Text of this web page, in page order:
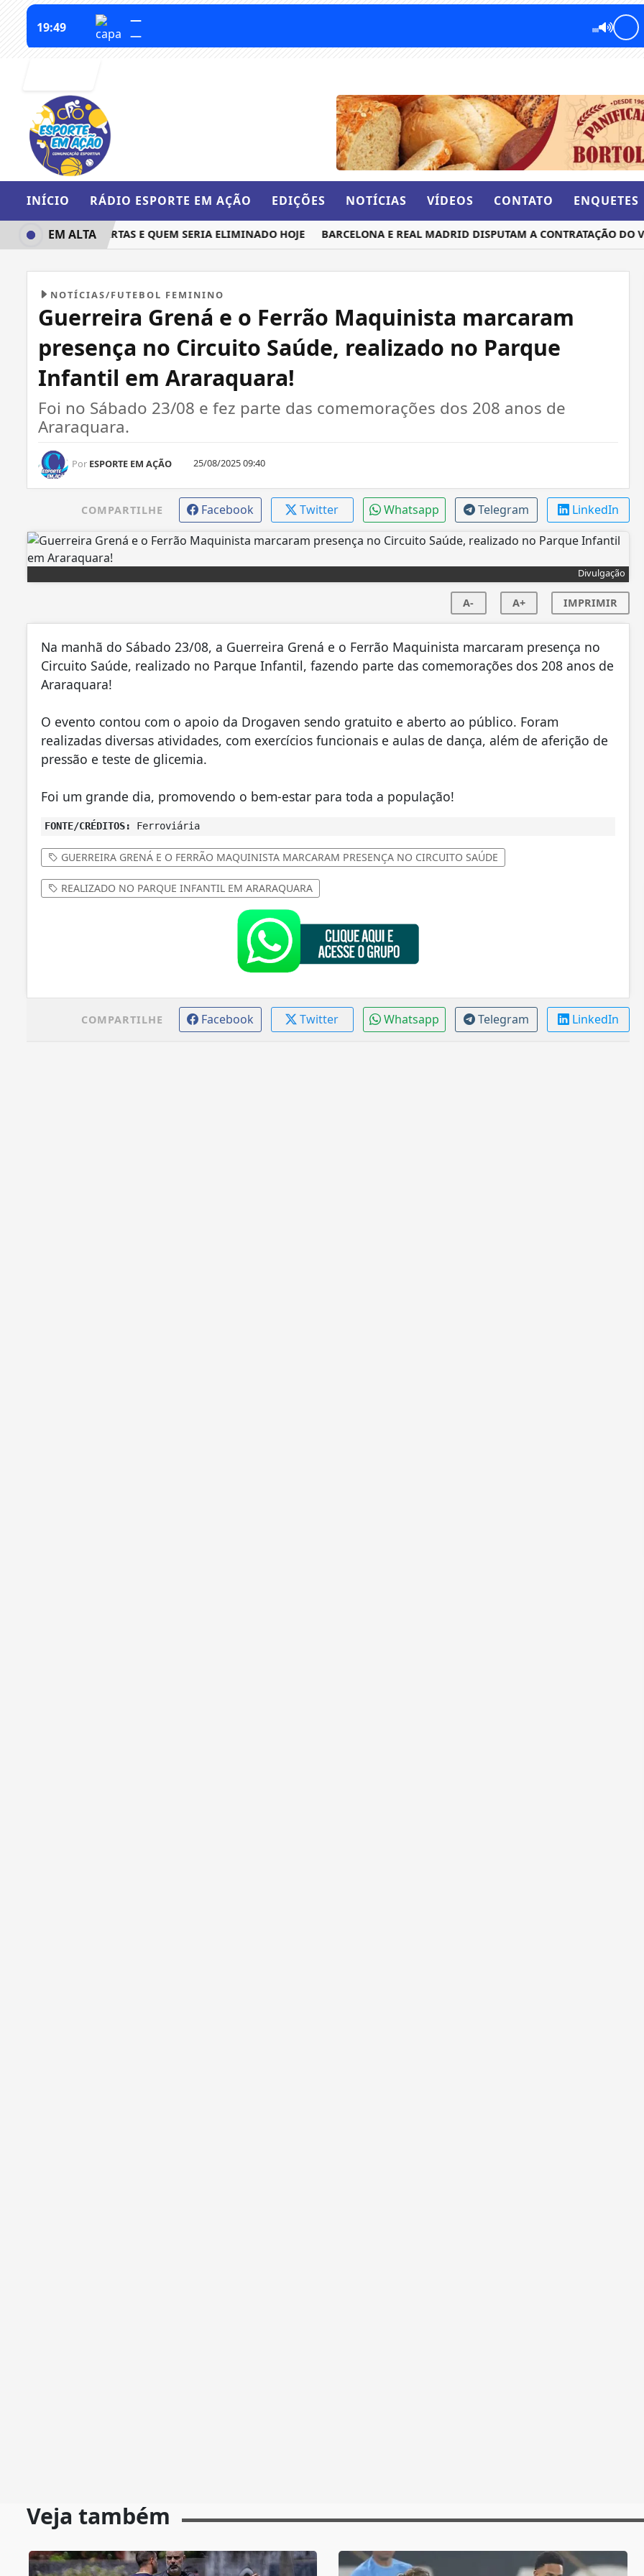
INÍCIO RÁDIO ESPORTE EM AÇÃO EDIÇÕES NOTÍCIAS VÍDEOS CONTATO ENQUETES
IRIA ÀS QUARTAS E QUEM SERIA ELIMINADO HOJE BARCELONA E REAL MADRID DISPUTAM A CONTRATAÇÃO DO
EM ALTA
NOTÍCIAS/FUTEBOL FEMININO
Guerreira Grená e o Ferrão Maquinista marcaram
presença no Circuito Saúde, realizado no Parque
Infantil em Araraquara!
Foi no Sábado 23/08 e fez parte das comemorações dos 208 anos de
Araraquara.
Por ESPORTE EM AÇÃO 25/08/2025 09:40
COMPARTILHE Facebook Twitter Whatsapp Telegram LinkedIn
Divulgação
A- A+ IMPRIMIR
Na manhã do Sábado 23/08, a Guerreira Grená e o Ferrão Maquinista marcaram presença no
Circuito Saúde, realizado no Parque Infantil, fazendo parte das comemorações dos 208 anos de
Araraquara!
O evento contou com o apoio da Drogaven sendo gratuito e aberto ao público. Foram
realizadas diversas atividades, com exercícios funcionais e aulas de dança, além de aferição de
pressão e teste de glicemia.
Foi um grande dia, promovendo o bem-estar para toda a população!
FONTE/CRÉDITOS: Ferroviária
GUERREIRA GRENÁ E O FERRÃO MAQUINISTA MARCARAM PRESENÇA NO CIRCUITO SAÚDE
REALIZADO NO PARQUE INFANTIL EM ARARAQUARA
COMPARTILHE Facebook Twitter Whatsapp Telegram LinkedIn
Veja também